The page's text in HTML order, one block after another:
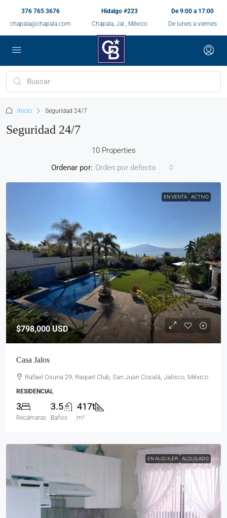
376 765 3676
chapala@chapala.com
Hidalgo #223
Chapala, Jal., México
De 9:00 a 17:00
De lunes a viernes
Inicio Seguridad 24/7
Seguridad 24/7
10 Properties
Ordenar por: Orden por defecto
EN VENTA ACTIVO
$798,000USD
Casa Jalos
Rafael Osuna 29, Raquet Club, San Juan Cosalá, Jalisco, México
RESIDENCIAL
3
Recámaras
3.5
Baños
417t
m²
EN ALQUILER ALQUILADO